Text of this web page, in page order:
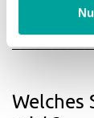
Welches